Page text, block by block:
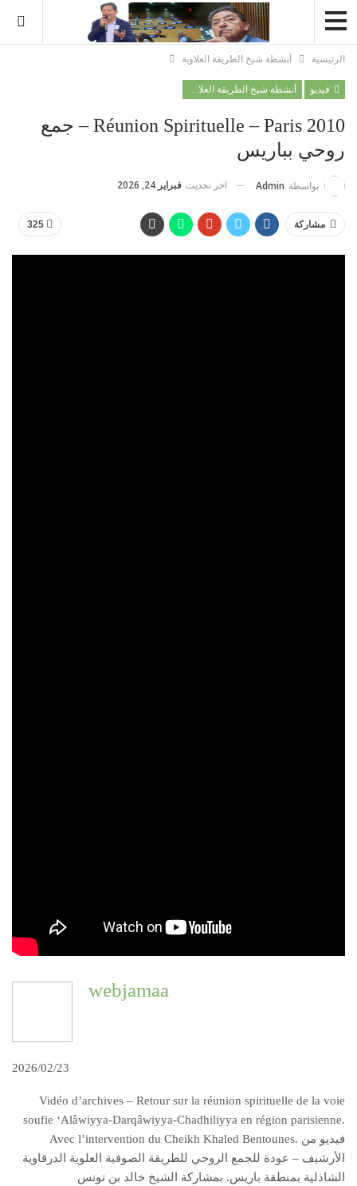
الرئيسية أنشطة شيخ الطريقة العلاوية
فيديو أنشطة شيخ الطريقة العلاوية
Réunion Spirituelle – Paris 2010 – جمع
روحي بباريس
بواسطة Admin اخر تحديث فبراير 24, 2026
325 مشاركة
webjamaa
2026/02/23
Vidéo d’archives – Retour sur la réunion spirituelle de la voie
soufie ‘Alâwiyya-Darqâwiyya-Chadhiliyya en région parisienne.
Avec l’intervention du Cheikh Khaled Bentounes. فيديو من
الأرشيف – عودة للجمع الروحي للطريقة الصوفية العلوية الدرقاوية
الشاذلية بمنطقة باريس. بمشاركة الشيخ خالد بن تونس